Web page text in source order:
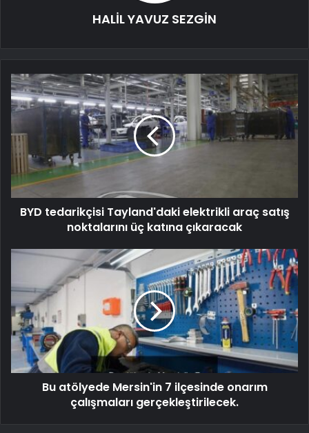
HALİL YAVUZ SEZGİN
BYD tedarikçisi Tayland'daki elektrikli araç satış
noktalarını üç katına çıkaracak
Bu atölyede Mersin'in 7 ilçesinde onarım
çalışmaları gerçekleştirilecek.